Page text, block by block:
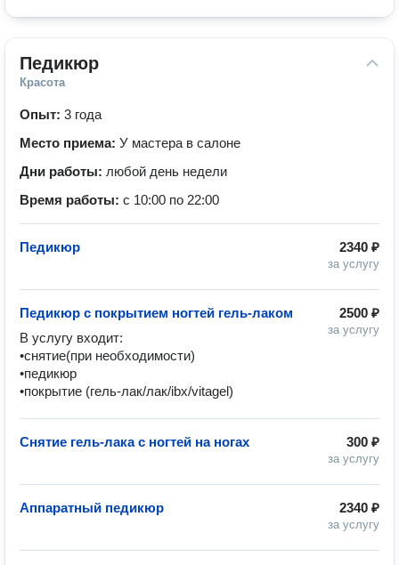
Педикюр
Красота
Опыт: 3 года
Место приема: У мастера в салоне
Дни работы: любой день недели
Время работы: с 10:00 по 22:00
2340 ₽
за услугу
Педикюр
2500 ₽
за услугу
Педикюр с покрытием ногтей гель-лаком
В услугу входит:
•снятие(при необходимости)
•педикюр
•покрытие (гель-лак/лак/ibx/vitagel)
300 ₽
за услугу
Снятие гель-лака с ногтей на ногах
2340 ₽
за услугу
Аппаратный педикюр